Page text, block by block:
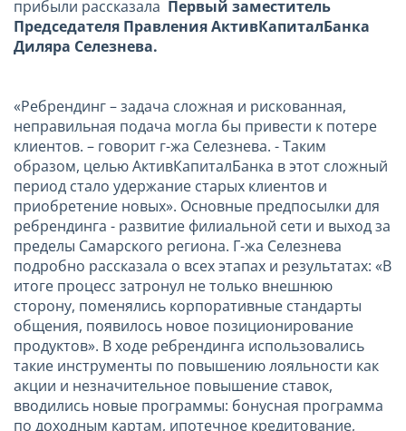
прибыли рассказала Первый заместитель
Председателя Правления АктивКапиталБанка
Диляра Селезнева.
«Ребрендинг – задача сложная и рискованная,
неправильная подача могла бы привести к потере
клиентов. – говорит г-жа Селезнева. - Таким
образом, целью АктивКапиталБанка в этот сложный
период стало удержание старых клиентов и
приобретение новых». Основные предпосылки для
ребрендинга - развитие филиальной сети и выход за
пределы Самарского региона. Г-жа Селезнева
подробно рассказала о всех этапах и результатах: «В
итоге процесс затронул не только внешнюю
сторону, поменялись корпоративные стандарты
общения, появилось новое позиционирование
продуктов». В ходе ребрендинга использовались
такие инструменты по повышению лояльности как
акции и незначительное повышение ставок,
вводились новые программы: бонусная программа
по доходным картам, ипотечное кредитование,